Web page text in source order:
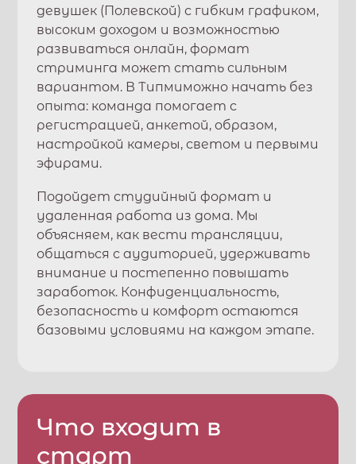
девушек (Полевской) с гибким графиком,
высоким доходом и возможностью
развиваться онлайн, формат
стриминга может стать сильным
вариантом. ВТипмиможно начать без
опыта: команда помогает с
регистрацией, анкетой, образом,
настройкой камеры, светом и первыми
эфирами.
Подойдет студийный формат и
удаленная работа из дома. Мы
объясняем, как вести трансляции,
общаться с аудиторией, удерживать
внимание и постепенно повышать
заработок. Конфиденциальность,
безопасность и комфорт остаются
базовыми условиями на каждом этапе.
Что входит в
старт